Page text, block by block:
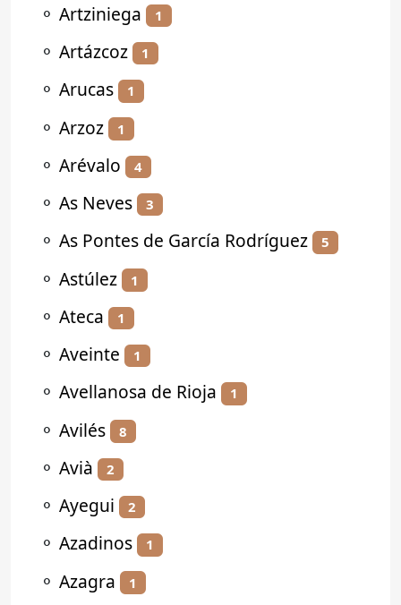
⚬ Artziniega 1
⚬ Artázcoz 1
⚬ Arucas 1
⚬ Arzoz 1
⚬ Arévalo 4
⚬ As Neves 3
⚬ As Pontes de García Rodríguez 5
⚬ Astúlez 1
⚬ Ateca 1
⚬ Aveinte 1
⚬ Avellanosa de Rioja 1
⚬ Avilés 8
⚬ Avià 2
⚬ Ayegui 2
⚬ Azadinos 1
⚬ Azagra 1